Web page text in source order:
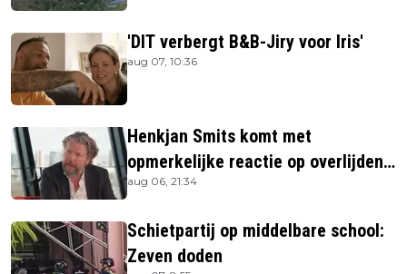
'DIT verbergt B&B-Jiry voor Iris'
aug 07, 10:36
Henkjan Smits komt met
opmerkelijke reactie op overlijden
Jerney Kaagman
aug 06, 21:34
Schietpartij op middelbare school:
Zeven doden